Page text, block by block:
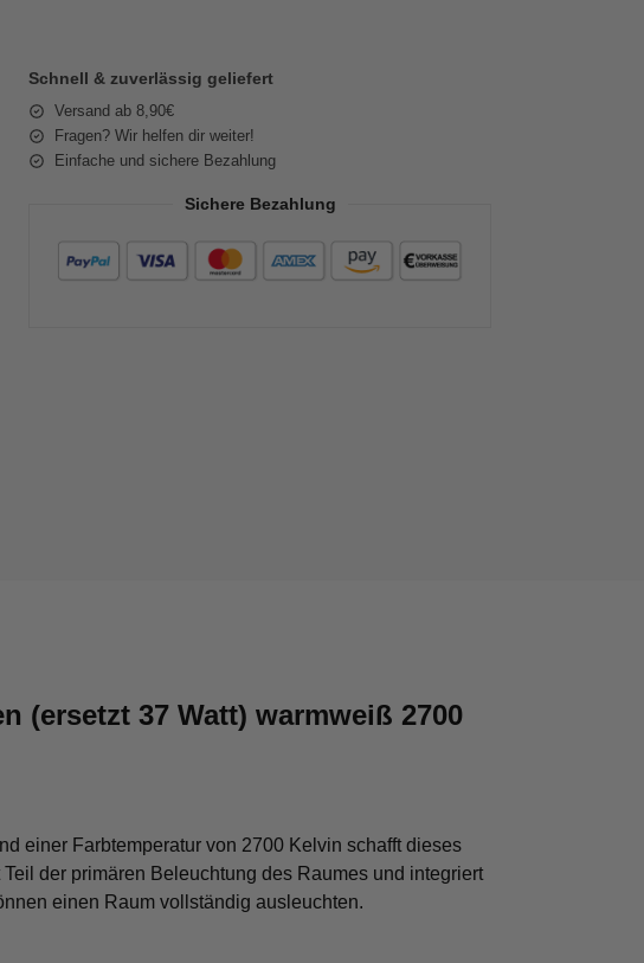
Schnell & zuverlässig geliefert
Versand ab 8,90€
Fragen? Wir helfen dir weiter!
Einfache und sichere Bezahlung
Sichere Bezahlung
(ersetzt 37 Watt) warmweiß 2700
einer Farbtemperatur von 2700 Kelvin schafft dieses
der primären Beleuchtung des Raumes und integriert
einen Raum vollständig ausleuchten.